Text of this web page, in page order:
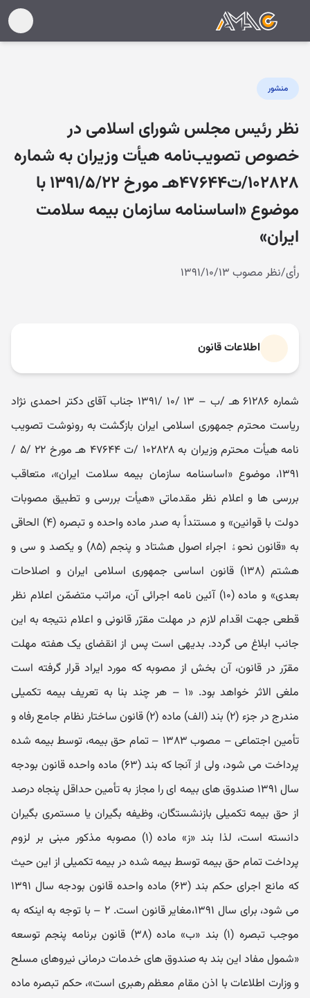
منشور
نظر رئیس مجلس شورای اسلامی در
خصوص تصویب‌نامه هیأت وزیران به شماره
۱۰۲۸۲۸/ت۴۷۶۴۴هـ مورخ ۱۳۹۱/۵/۲۲ با
موضوع «اساسنامه سازمان بیمه سلامت
ایران»
رأی/نظر مصوب ۱۳۹۱/۱۰/۱۳
اطلاعات قانون
شماره ۶۱۲۸۶ هـ /ب – ۱۳ /۱۰ /۱۳۹۱ جناب آقای دکتر احمدی نژاد
ریاست محترم جمهوری اسلامی ایران بازگشت به رونوشت تصویب
نامه هیأت محترم وزیران به ۱۰۲۸۲۸ /ت ۴۷۶۴۴ هـ مورخ ۲۲ /۵ /
۱۳۹۱، موضوع «اساسنامه سازمان بیمه سلامت ایران»، متعاقب
بررسی ها و اعلام نظر مقدماتی «هیأت بررسی و تطبیق مصوبات
دولت با قوانین» و مستنداً به صدر ماده واحده و تبصره (۴) الحاقی
به «قانون نحوﮤ اجراء اصول هشتاد و پنجم (۸۵) و یکصد و سی و
هشتم (۱۳۸) قانون اساسی جمهوری اسلامی ایران و اصلاحات
بعدی» و ماده (۱۰) آئین نامه اجرائی آن، مراتب متضمّن اعلام نظر
قطعی جهت اقدام لازم در مهلت مقرّر قانونی و اعلام نتیجه به این
جانب ابلاغ می گردد. بدیهی است پس از انقضای یک هفته مهلت
مقرّر در قانون، آن بخش از مصوبه که مورد ایراد قرار گرفته است
ملغی الاثر خواهد بود. «۱ – هر چند بنا به تعریف بیمه تکمیلی
مندرج در جزء (۲) بند (الف) ماده (۲) قانون ساختار نظام جامع رفاه و
تأمین اجتماعی – مصوب ۱۳۸۳ – تمام حق بیمه، توسط بیمه شده
پرداخت می شود، ولی از آنجا که بند (۶۳) ماده واحده قانون بودجه
سال ۱۳۹۱ صندوق های بیمه ای را مجاز به تأمین حداقل پنجاه درصد
از حق بیمه تکمیلی بازنشستگان، وظیفه بگیران یا مستمری بگیران
دانسته است، لذا بند «ز» ماده (۱) مصوبه مذکور مبنی بر لزوم
پرداخت تمام حق بیمه توسط بیمه شده در بیمه تکمیلی از این حیث
که مانع اجرای حکم بند (۶۳) ماده واحده قانون بودجه سال ۱۳۹۱
می شود، برای سال ۱۳۹۱،‌مغایر قانون است. ۲ – با توجه به اینکه به
موجب تبصره (۱) بند «ب» ماده (۳۸) قانون برنامه پنجم توسعه
«شمول مفاد این بند به صندوق های خدمات درمانی نیروهای مسلح
و وزارت اطلاعات با اذن مقام معظم رهبری است»، حکم تبصره ماده